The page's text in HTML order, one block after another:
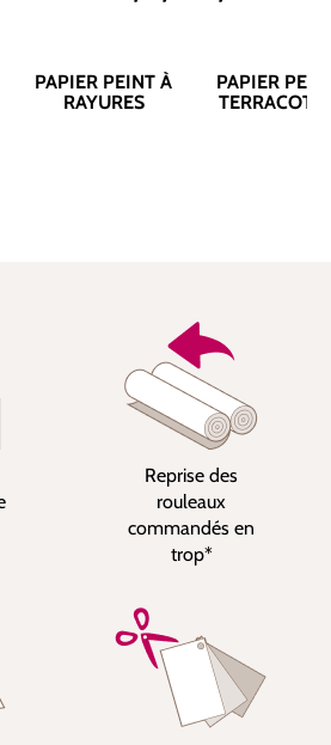
PAPIER PEINT À
RAYURES
PAPIER
Reprise des
rouleaux
commandés en
trop*